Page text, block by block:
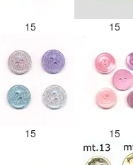
15 15
15 15